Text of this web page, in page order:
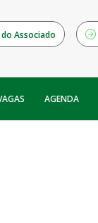
Associado
AGENDA